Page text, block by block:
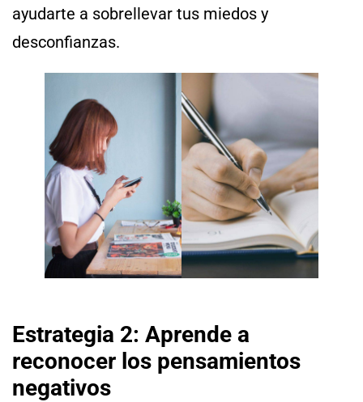
ayudarte a sobrellevar tus miedos y
desconfianzas.
Estrategia 2: Aprende a
reconocer los pensamientos
negativos